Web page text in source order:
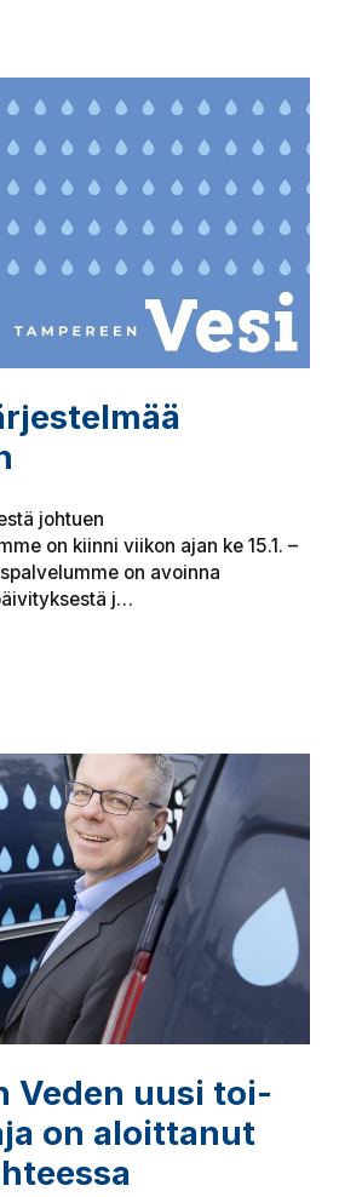
johtuen
on kiinni viikon ajan ke 15.1. –
on avoinna
j…
Veden uusi toi­
on aloittanut